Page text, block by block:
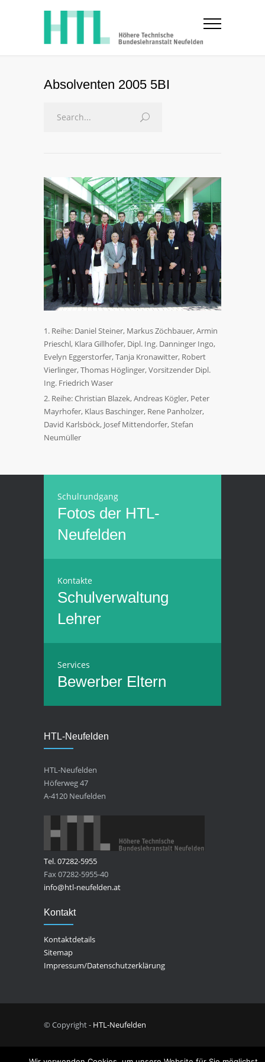
Absolventen 2005 5BI
Reihe: Daniel Steiner, Markus Zöchbauer, Armin
Prieschl, Klara Gillhofer, Dipl. Ing. Danninger Ingo,
Evelyn Eggerstorfer, Tanja Kronawitter, Robert
Vierlinger, Thomas Höglinger, Vorsitzender Dipl.
Ing. Friedrich Waser
Reihe: Christian Blazek, Andreas Kögler, Peter
Mayrhofer, Klaus Baschinger, Rene Panholzer,
David Karlsböck, Josef Mittendorfer, Stefan
Neumüller
Schulrundgang
Fotos der HTL-
Neufelden
Kontakte
Schulverwaltung
Lehrer
Services
Bewerber Eltern
HTL-Neufelden
HTL-Neufelden
Höferweg 47
A-4120 Neufelden
Tel. 07282-5955
Fax 07282-5955-40
info@htl-neufelden.at
Kontakt
Kontaktdetails
Sitemap
Impressum/Datenschutzerklärung
© Copyright - HTL-Neufelden